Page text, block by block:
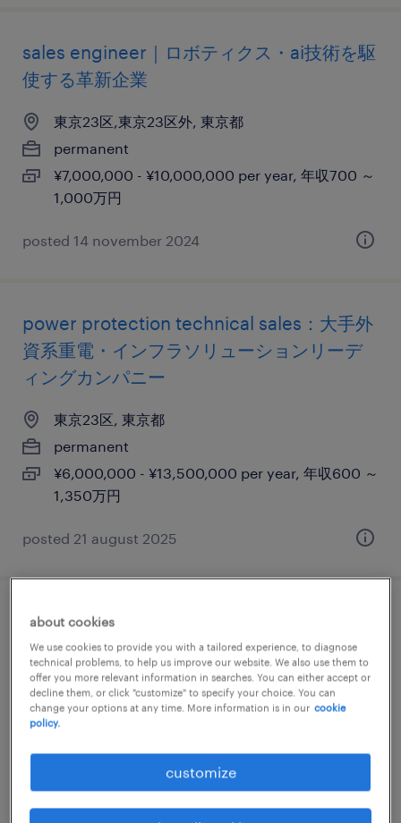
sales engineer｜ロボティクス・ai技術を駆
使する革新企業
東京23区,東京23区外, 東京都
permanent
¥7,000,000 - ¥10,000,000 per year, 年収700 ～
1,000万円
posted 14 november 2024
power protection technical sales：大手外
資系重電・インフラソリューションリーデ
ィングカンパニー
東京23区, 東京都
permanent
¥6,000,000 - ¥13,500,000 per year, 年収600 ～
1,350万円
posted 21 august 2025
アカウントエグゼクティブ
東京23区, 東京都
permanent
¥9,000,000 - ¥15,000,000 per year, 年収900 ～
about cookies
We use cookies to provide you with a tailored experience, to diagnose
technical problems, to help us improve our website. We also use them to
offer you more relevant information in searches. You can either accept or
decline them, or click "customize" to specify your choice. You can
change your options at any time. More information is in our cookie
policy.
customize